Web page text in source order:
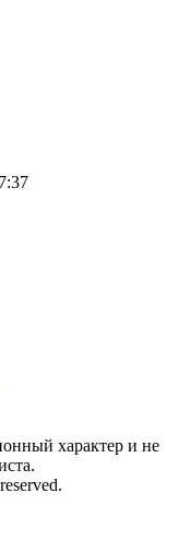
характер и не